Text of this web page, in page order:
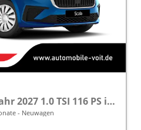
Essence Plus Modelljahr 2027 1.0 TSI 116 PS inkl. 5 J. Garantie frei konfigurierbar
Neuwagen